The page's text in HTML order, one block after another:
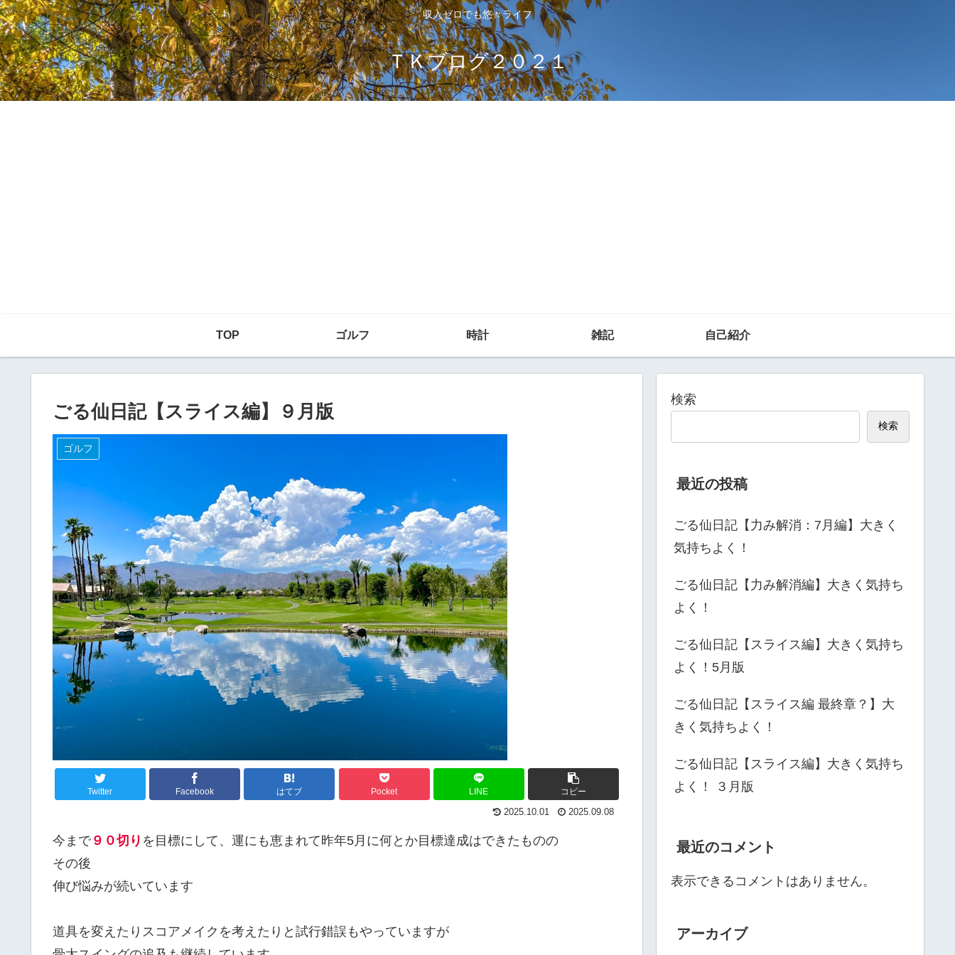
収入ゼロでも悠々ライフ
ＴＫブログ２０２１
TOP ゴルフ 時計 雑記 自己紹介
ごる仙日記【スライス編】９月版
ゴルフ
Twitter Facebook はてブ Pocket LINE コピー
2025.10.01 2025.09.08
今まで９０切り を目標にして、運にも恵まれて昨年5月に何とか目標達成はできたものの
その後
伸び悩みが続いています
道具を変えたりスコアメイクを考えたりと試行錯誤もやっていますが
検索
検索
最近の投稿
ごる仙日記【力み解消：7月編】大きく
気持ちよく！
ごる仙日記【力み解消編】大きく気持ち
よく！
ごる仙日記【スライス編】大きく気持ち
よく！5月版
ごる仙日記【スライス編 最終章？】大
きく気持ちよく！
ごる仙日記【スライス編】大きく気持ち
よく！ ３月版
最近のコメント
表示できるコメントはありません。
アーカイブ